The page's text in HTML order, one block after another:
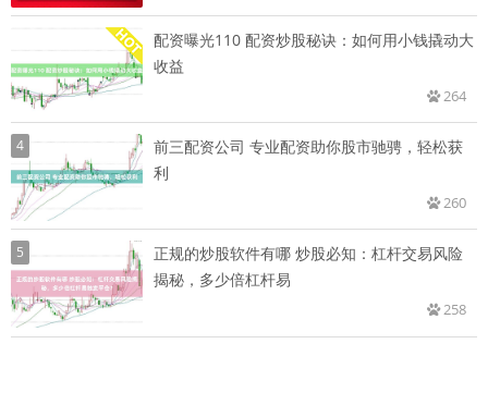
配资曝光110 配资炒股秘诀：如何用小钱撬动大
收益
264
4
前三配资公司 专业配资助你股市驰骋，轻松获
利
260
5
正规的炒股软件有哪 炒股必知：杠杆交易风险
揭秘，多少倍杠杆易
258